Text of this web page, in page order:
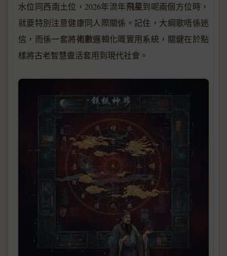
水位同西南土位，2026年流年飛星到呢兩個方位時，
就要特別注意健康同人際關係。記住，大綱歌唔係迷
信，而係一套將術數邏輯化嘅實用系統，關鍵在於點
樣將古老智慧靈活套用到現代社會。